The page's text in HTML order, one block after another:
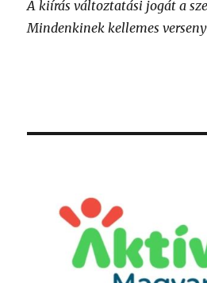
A kiírás változtatási jogát a
Mindenkinek kellemes